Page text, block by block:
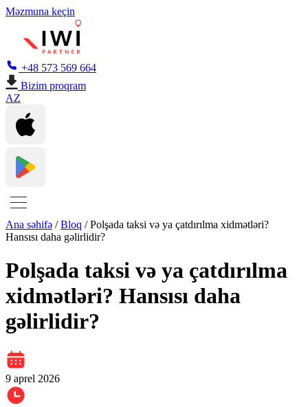
Məzmuna keçin
+48 573 569 664
Bizim proqram
AZ
Ana səhifə /Bloq /Polşada taksi və ya çatdırılma xidmətləri?
Hansısı daha gəlirlidir?
Polşada taksi və ya çatdırılma
xidmətləri? Hansısı daha
gəlirlidir?
9 aprel 2026